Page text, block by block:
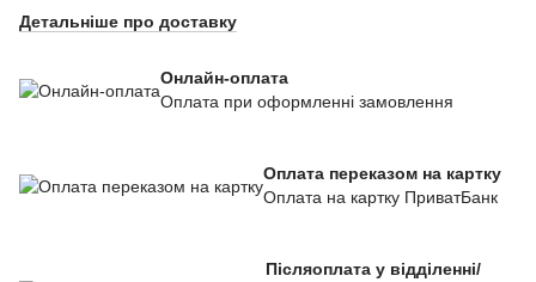
Детальніше про доставку
Онлайн-оплата
Оплата при оформленні замовлення
Оплата переказом на картку
Оплата на картку ПриватБанк
Післяоплата у відділенні/